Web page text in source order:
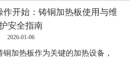
开始：铸铜加热板使用与维
安全指南
2026-01-06
加热板作为关键的加热设备，